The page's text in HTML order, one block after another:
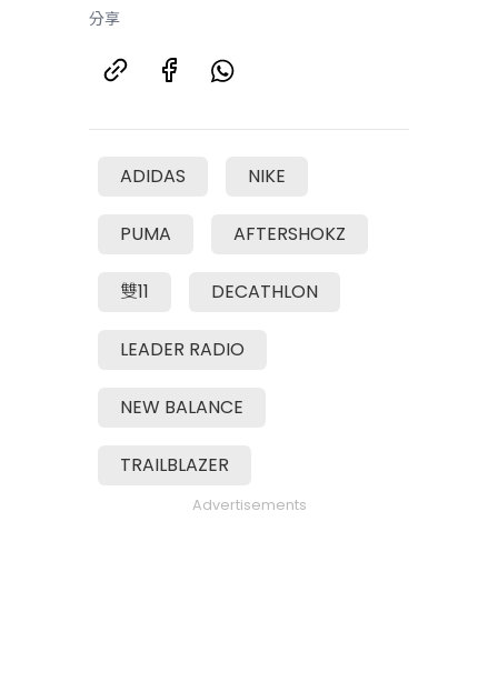
分享
ADIDAS NIKE
PUMA AFTERSHOKZ
雙11 DECATHLON
LEADER RADIO
NEW BALANCE
TRAILBLAZER
Advertisements